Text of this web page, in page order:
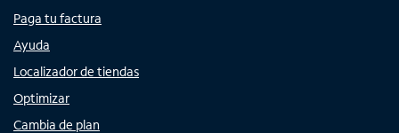
Paga tu factura
Ayuda
Localizador de tiendas
Optimizar
Cambia de plan